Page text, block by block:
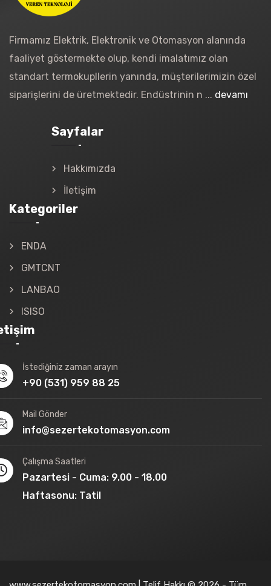
Firmamız Elektrik, Elektronik ve Otomasyon alanında
faaliyet göstermekte olup, kendi imalatımız olan
standart termokupllerin yanında, müşterilerimizin özel
siparişlerini de üretmektedir. Endüstrinin n ... devamı
Sayfalar
Hakkımızda
İletişim
Kategoriler
ENDA
GMTCNT
LANBAO
ISISO
İstediğiniz zaman arayın
+90 (531) 959 88 25
Mail Gönder
info@sezertekotomasyon.com
Çalışma Saatleri
Pazartesi - Cuma: 9.00 - 18.00
Haftasonu: Tatil